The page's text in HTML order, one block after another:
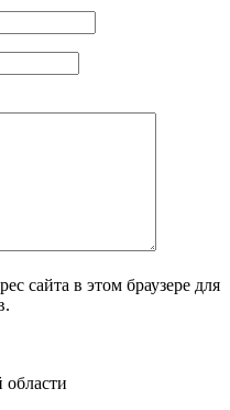
сайта в этом браузере для